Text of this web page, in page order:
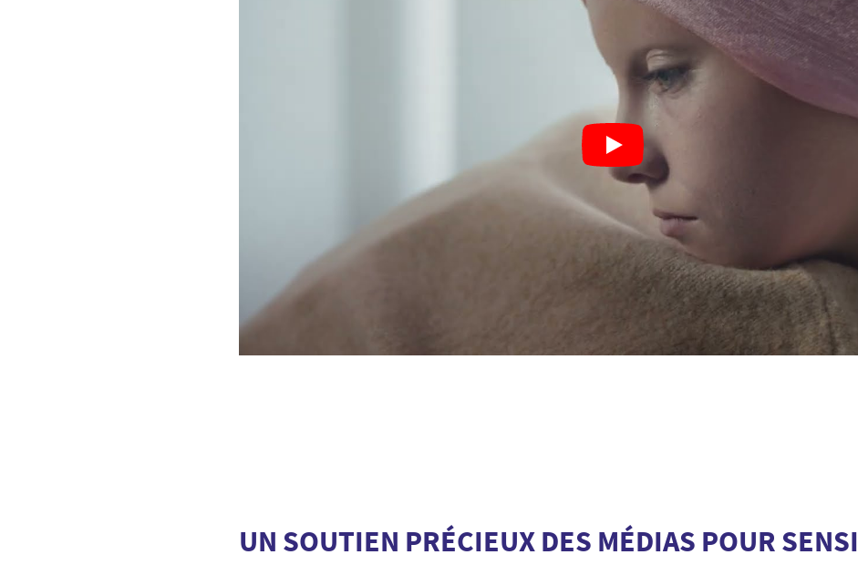
UN SOUTIEN PRÉCIEUX DES MÉDIAS POUR